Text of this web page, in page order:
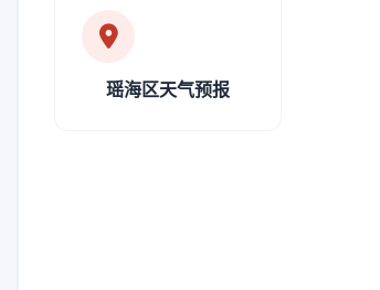
瑶海区天气预报